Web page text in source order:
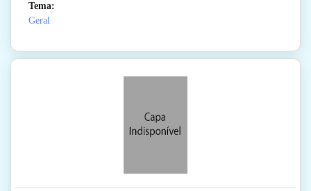
Tema:
Geral